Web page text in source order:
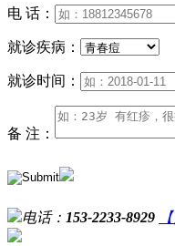
电 话：
就诊疾病：
就诊时间：
备 注：
电话： 153-2233-8929